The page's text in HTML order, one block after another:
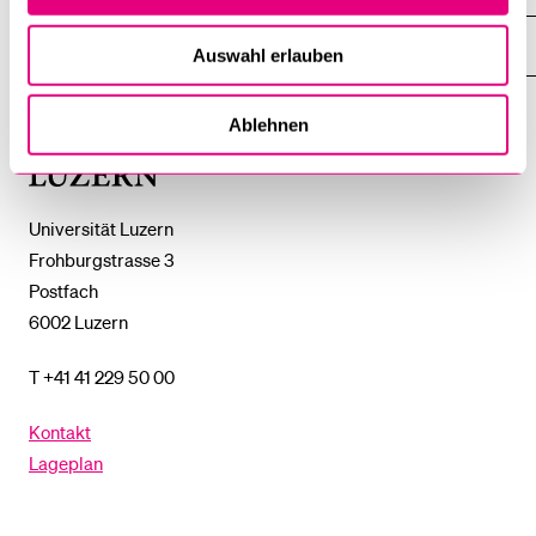
Auswahl erlauben
Ablehnen
Universität
Luzern
Universität Luzern
Frohburgstrasse 3
Postfach
6002 Luzern
T +41 41 229 50 00
Kontakt
Lageplan
DAS
%1$S
%1$S
UNTERMENÜ